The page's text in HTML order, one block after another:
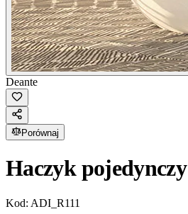
Deante
Porównaj
Haczyk pojedynczy
Kod: ADI_R111